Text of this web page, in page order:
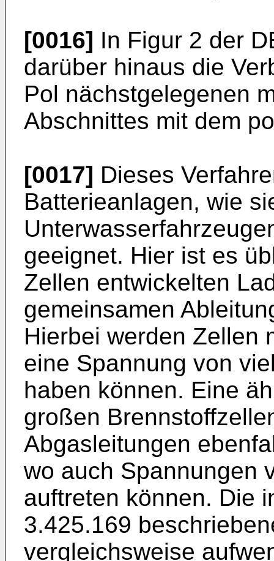
[0016] In Figur 2 der
darüber hinaus die
Pol nächstgelegenen
Abschnittes mit dem
[0017] Dieses
Batterieanlagen, wie
geeignet. Hier ist es
Zellen entwickelten
gemeinsamen
Hierbei werden Zellen
eine Spannung von
haben können. Eine
großen
Abgasleitungen
wo auch Spannungen
auftreten können. Die
3.425.169
vergleichsweise